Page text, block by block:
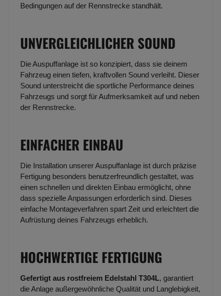
Bedingungen auf der Rennstrecke standhält.
UNVERGLEICHLICHER SOUND
Die Auspuffanlage ist so konzipiert, dass sie deinem
Fahrzeug einen tiefen, kraftvollen Sound verleiht. Dieser
Sound unterstreicht die sportliche Performance deines
Fahrzeugs und sorgt für Aufmerksamkeit auf und neben
der Rennstrecke.
EINFACHER EINBAU
Die Installation unserer Auspuffanlage ist durch präzise
Fertigung besonders benutzerfreundlich gestaltet, was
einen schnellen und direkten Einbau ermöglicht, ohne
dass spezielle Anpassungen erforderlich sind. Dieses
einfache Montageverfahren spart Zeit und erleichtert die
Aufrüstung deines Fahrzeugs erheblich.
HOCHWERTIGE FERTIGUNG
Gefertigt aus rostfreiem Edelstahl T304L, garantiert
die Anlage außergewöhnliche Qualität und Langlebigkeit,